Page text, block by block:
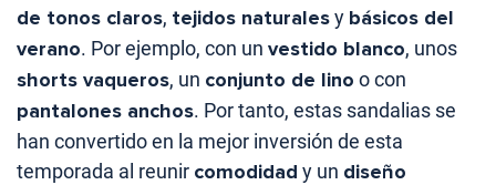
de tonos claros, tejidos naturalesy básicos del
verano. Por ejemplo, con un vestido blanco, unos
shorts vaqueros, un conjunto de lino o con
pantalones anchos. Por tanto, estas sandalias se
han convertido en la mejor inversión de esta
temporada al reunir comodidad y un diseño